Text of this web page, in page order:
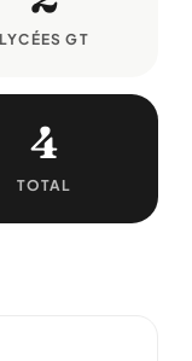
LYCÉES GT
4
TOTAL